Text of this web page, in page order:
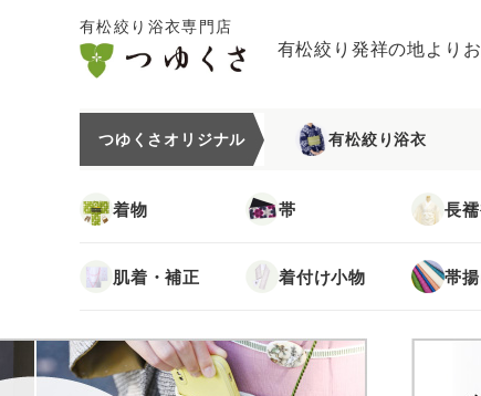
有松絞り浴衣専門店
有松絞り発祥の地より
つゆくさオリジナル 有松絞り浴衣
着物 帯 長
肌着・補正 着付け小物 帯